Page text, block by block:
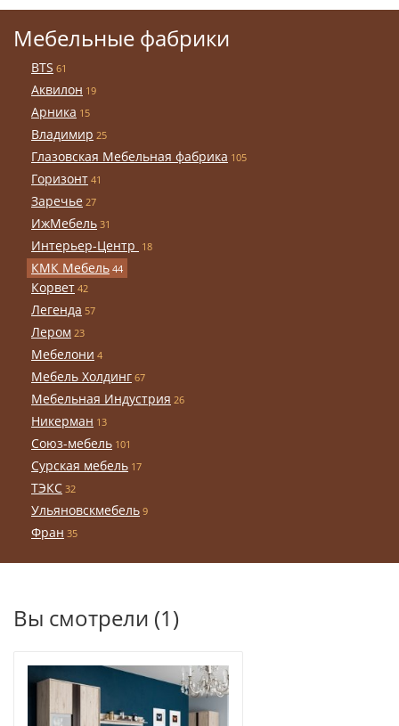
Мебельные фабрики
BTS 61
Аквилон 19
Арника 15
Владимир 25
Глазовская Мебельная фабрика 105
Горизонт 41
Заречье 27
ИжМебель 31
Интерьер-Центр 18
КМК Мебель 44
Корвет 42
Легенда 57
Лером 23
Мебелони 4
Мебель Холдинг 67
Мебельная Индустрия 26
Никерман 13
Союз-мебель 101
Сурская мебель 17
ТЭКС 32
Ульяновскмебель 9
Фран 35
Вы смотрели (1)